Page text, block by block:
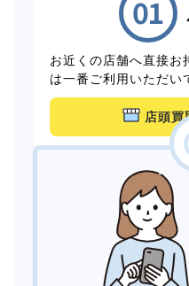
お近くの店舗へ直接お
は一番ご利用いただい
店頭買